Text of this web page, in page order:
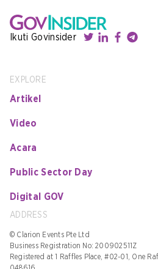
Ikuti Govinsider
EXPLORE
Artikel
Video
Acara
Public Sector Day
Digital GOV
ADDRESS
© Clarion Events Pte Ltd
Business Registration No: 200902511Z
Registered at 1 Raffles Place, #02-01, One